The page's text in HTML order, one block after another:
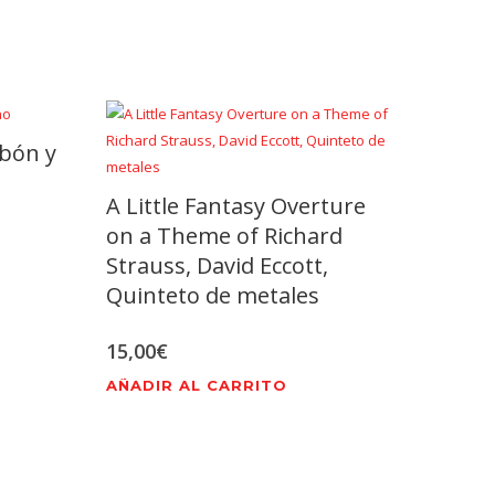
y
A Little Fantasy Overture
on a Theme of Richard
Strauss, David Eccott,
Quinteto de metales
15,00€
AÑADIR AL CARRITO